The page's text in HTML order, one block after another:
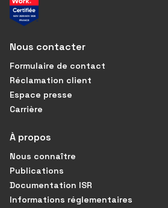
Nous contacter
Formulaire de contact
Réclamation client
Espace presse
Carrière
À propos
Nous connaître
Publications
Documentation ISR
Informations réglementaires